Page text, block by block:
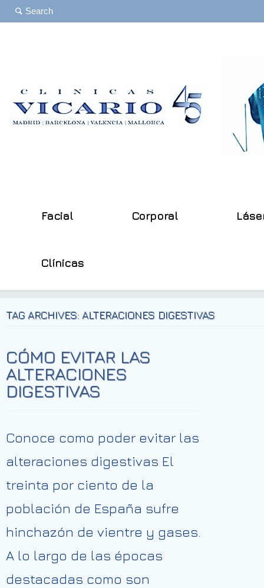
Facial Corporal
Clínicas
TAG ARCHIVES: ALTERACIONES DIGESTIVAS
CÓMO EVITAR LAS
ALTERACIONES
DIGESTIVAS
Conoce como poder evitar las
alteraciones digestivas El
treinta por ciento de la
población de España sufre
hinchazón de vientre y gases.
A lo largo de las épocas
destacadas como son